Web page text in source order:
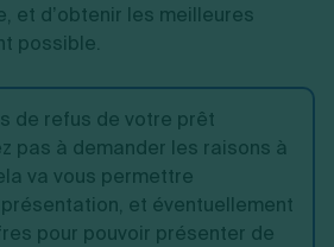
et d’obtenir les meilleures
possible.
de refus de votre prêt
pas à demander les raisons à
va vous permettre
et éventuellement
pour pouvoir présenter de